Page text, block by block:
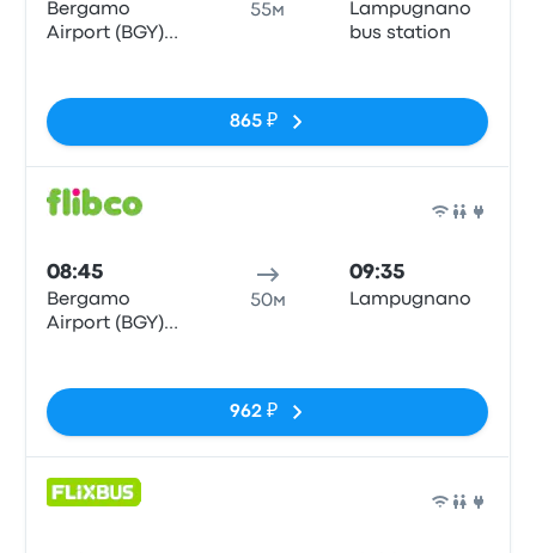
Bergamo
Airport (BGY)
55м
Lampugnano
bus station
865 ₽
08:45
Bergamo
Airport (BGY)
50м
09:35
Lampugnano
962 ₽